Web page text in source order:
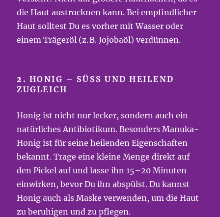
die Haut austrocknen kann. Bei empfindlicher
Haut solltest Du es vorher mit Wasser oder
einem Trägeröl (z. B. Jojobaöl) verdünnen.
2.HONIG – SÜSS UND HEILEND Z
UGLEICH
Honig ist nicht nur lecker, sondern auch ein
natürliches Antibiotikum. Besonders Manuka-
Honig ist für seine heilenden Eigenschaften
bekannt. Trage eine kleine Menge direkt auf
den Pickel auf und lasse ihn 15–20 Minuten
einwirken, bevor Du ihn abspülst. Du kannst
Honig auch als Maske verwenden, um die Haut
zu beruhigen und zu pflegen.